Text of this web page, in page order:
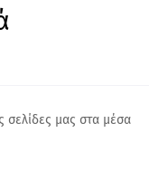
σελίδες μας στα μέσα